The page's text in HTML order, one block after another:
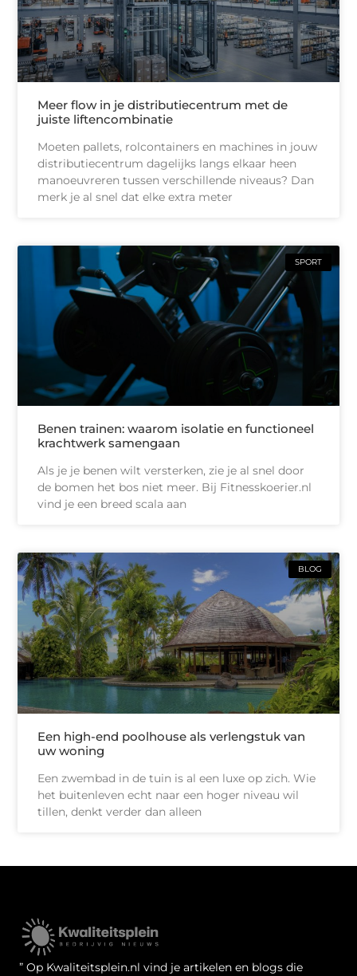
Meer flow in je distributiecentrum met de
juiste liftencombinatie
Moeten pallets, rolcontainers en machines in jouw
distributiecentrum dagelijks langs elkaar heen
manoeuvreren tussen verschillende niveaus? Dan
merk je al snel dat elke extra meter
SPORT
Benen trainen: waarom isolatie en functioneel
krachtwerk samengaan
Als je je benen wilt versterken, zie je al snel door
de bomen het bos niet meer. Bij Fitnesskoerier.nl
vind je een breed scala aan
BLOG
Een high-end poolhouse als verlengstuk van
uw woning
Een zwembad in de tuin is al een luxe op zich. Wie
het buitenleven echt naar een hoger niveau wil
tillen, denkt verder dan alleen
” Op Kwaliteitsplein.nl vind je artikelen en blogs die